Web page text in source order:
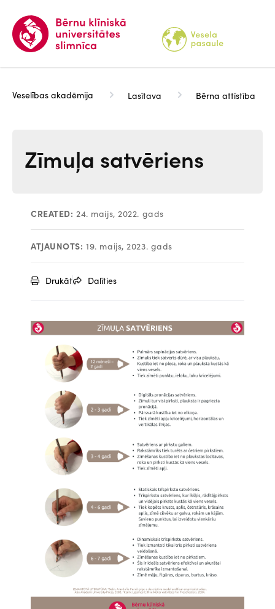
galveno
saturu
Veselības akadēmija Lasītava Bērna attīstība
Zīmuļa satvēriens
CREATED: 24. maijs, 2022. gads
ATJAUNOTS: 19. maijs, 2023. gads
Drukāt Dalīties
Attēls